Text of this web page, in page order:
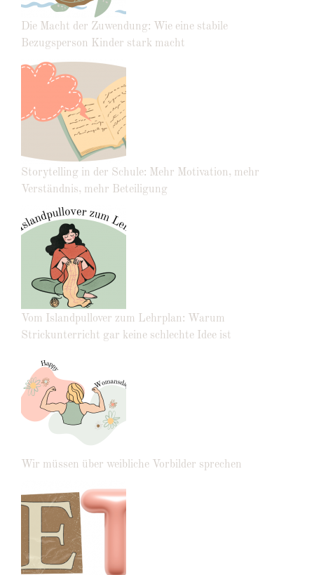
Die Macht der Zuwendung: Wie eine stabile
Bezugsperson Kinder stark macht
Storytelling in der Schule: Mehr Motivation, mehr
Verständnis, mehr Beteiligung
Vom Islandpullover zum Lehrplan: Warum
Strickunterricht gar keine schlechte Idee ist
Wir müssen über weibliche Vorbilder sprechen